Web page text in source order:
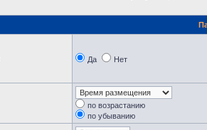
Да Нет
по возрастанию
по убыванию